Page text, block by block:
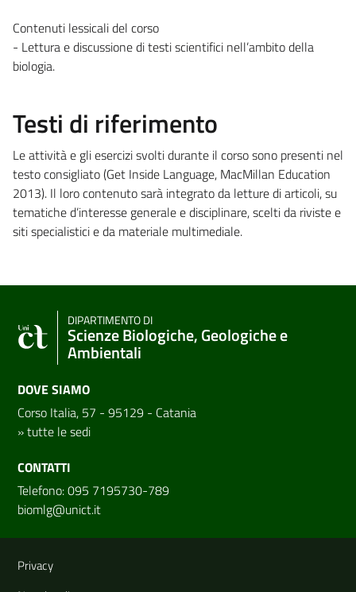
Contenuti lessicali del corso
- Lettura e discussione di testi scientifici nell’ambito della
biologia.
Testi di riferimento
Le attività e gli esercizi svolti durante il corso sono presenti nel
testo consigliato (Get Inside Language, MacMillan Education
2013). Il loro contenuto sarà integrato da letture di articoli, su
tematiche d’interesse generale e disciplinare, scelti da riviste e
siti specialistici e da materiale multimediale.
DIPARTIMENTO DI
Scienze Biologiche, Geologiche e
Ambientali
DOVE SIAMO
Corso Italia, 57 - 95129 - Catania
»tutte le sedi
CONTATTI
Telefono: 095 7195730-789
biomlg@unict.it
Link e informazioni utili
Privacy